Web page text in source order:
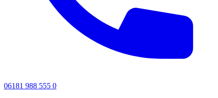
06181 988 555 0